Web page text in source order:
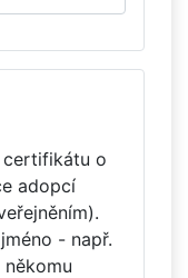
certifikátu o
adopcí
- např.